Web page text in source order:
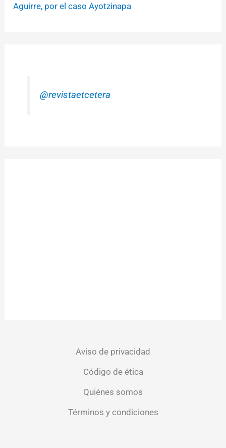
Aguirre, por el caso Ayotzinapa
@revistaetcetera
Aviso de privacidad
Código de ética
Quiénes somos
Términos y condiciones